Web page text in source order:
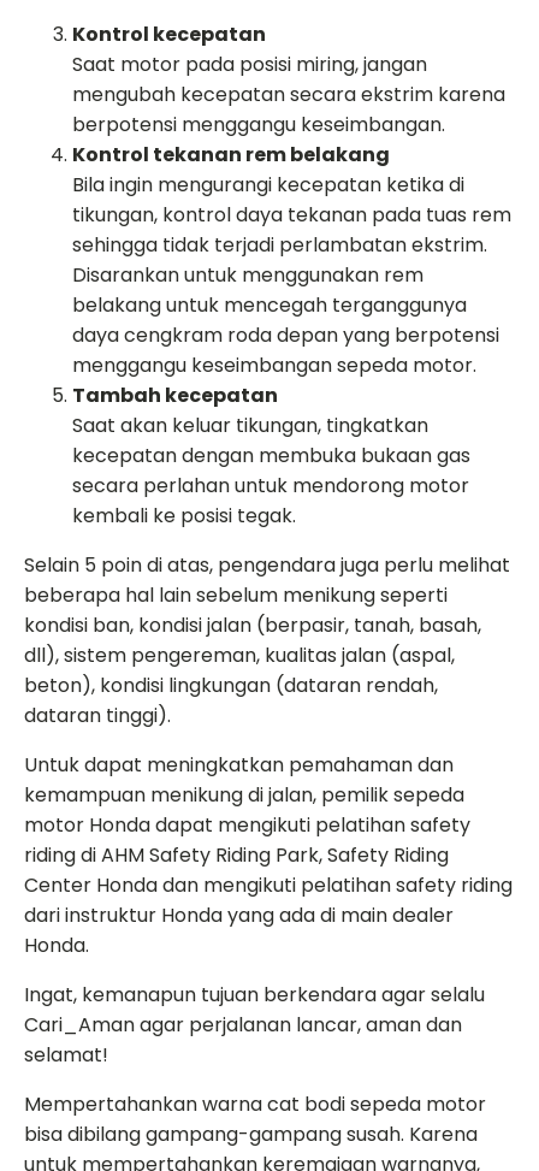
Kontrol kecepatan
Saat motor pada posisi miring, jangan
mengubah kecepatan secara ekstrim karena
berpotensi menggangu keseimbangan.
Kontrol tekanan rem belakang
Bila ingin mengurangi kecepatan ketika di
tikungan, kontrol daya tekanan pada tuas rem
sehingga tidak terjadi perlambatan ekstrim.
Disarankan untuk menggunakan rem
belakang untuk mencegah terganggunya
daya cengkram roda depan yang berpotensi
menggangu keseimbangan sepeda motor.
Tambah kecepatan
Saat akan keluar tikungan, tingkatkan
kecepatan dengan membuka bukaan gas
secara perlahan untuk mendorong motor
kembali ke posisi tegak.
Selain 5 poin di atas, pengendara juga perlu melihat
beberapa hal lain sebelum menikung seperti
kondisi ban, kondisi jalan (berpasir, tanah, basah,
dll), sistem pengereman, kualitas jalan (aspal,
beton), kondisi lingkungan (dataran rendah,
dataran tinggi).
Untuk dapat meningkatkan pemahaman dan
kemampuan menikung di jalan, pemilik sepeda
motor Honda dapat mengikuti pelatihan safety
riding di AHM Safety Riding Park, Safety Riding
Center Honda dan mengikuti pelatihan safety riding
dari instruktur Honda yang ada di main dealer
Honda.
Ingat, kemanapun tujuan berkendara agar selalu
Cari_Aman agar perjalanan lancar, aman dan
selamat!
Mempertahankan warna cat bodi sepeda motor
bisa dibilang gampang-gampang susah. Karena
untuk mempertahankan keremajaan warnanya,